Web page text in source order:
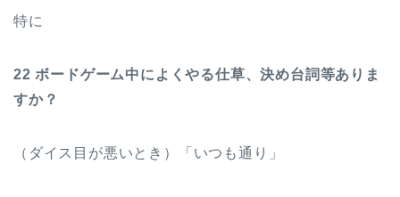
特に
22 ボードゲーム中によくやる仕草、決め台詞等ありま
すか？
（ダイス目が悪いとき）「いつも通り」